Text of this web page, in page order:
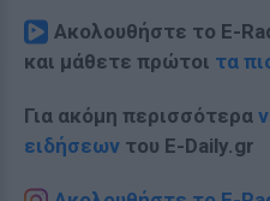
Ακολουθήστε το E-
και μάθετε πρώτοι τα
Για ακόμη περισσότερα
ειδήσεων του E-Daily.gr